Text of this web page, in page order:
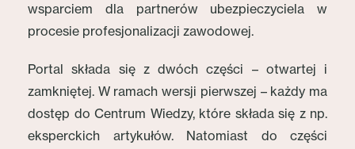
wsparciem dla partnerów ubezpieczyciela w
procesie profesjonalizacji zawodowej.
Portal składa się z dwóch części – otwartej i
zamkniętej. W ramach wersji pierwszej – każdy ma
dostęp do Centrum Wiedzy, które składa się z np.
eksperckich artykułów. Natomiast do części